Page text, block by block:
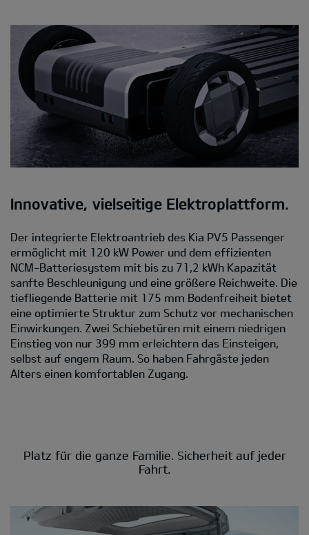
Innovative, vielseitige Elektroplattform.
Der integrierte Elektroantrieb des Kia PV5 Passenger
ermöglicht mit 120 kW Power und dem effizienten
NCM-Batteriesystem mit bis zu 71,2 kWh Kapazität
sanfte Beschleunigung und eine größere Reichweite. Die
tiefliegende Batterie mit 175 mm Bodenfreiheit bietet
eine optimierte Struktur zum Schutz vor mechanischen
Einwirkungen. Zwei Schiebetüren mit einem niedrigen
Einstieg von nur 399 mm erleichtern das Einsteigen,
selbst auf engem Raum. So haben Fahrgäste jeden
Alters einen komfortablen Zugang.
Platz für die ganze Familie. Sicherheit auf jeder
Fahrt.